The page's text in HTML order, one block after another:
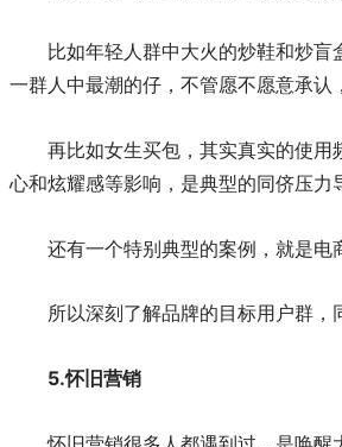
比如年轻人群中大火的炒鞋和炒
一群人中最潮的仔，不管愿不愿意承认
再比如女生买包，其实真实的使
心和炫耀感等影响，是典型的同侪压力
还有一个特别典型的案例，就是电
所以深刻了解品牌的目标用户群，
5.怀旧营销